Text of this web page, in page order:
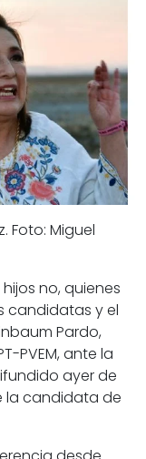
Foto: Miguel
hijos no, quienes
candidatas y el
Pardo,
PVEM, ante la
ayer de
la candidata de